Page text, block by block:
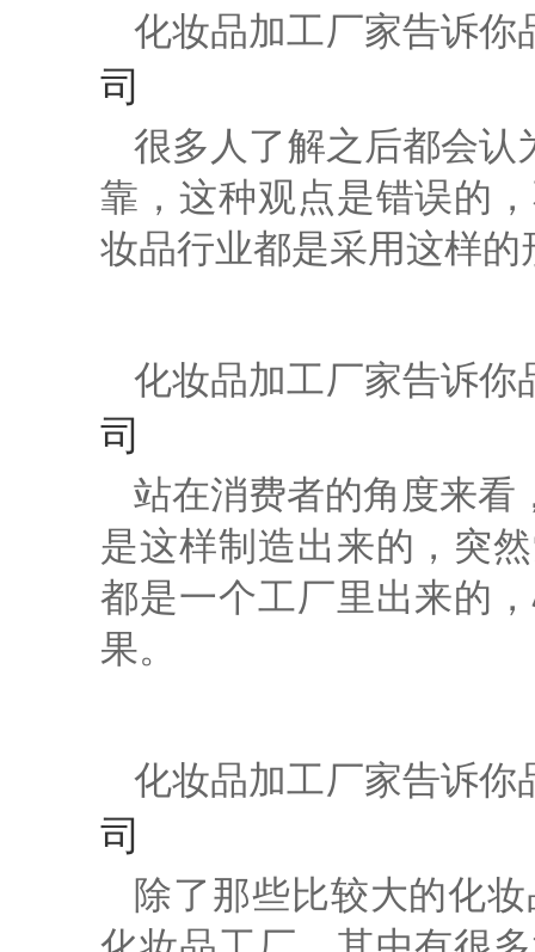
化妆品加工厂家告诉你
司
很多人了解之后都会认
靠，这种观点是错误的
妆品行业都是采用这样的
化妆品加工厂家告诉你
司
站在消费者的角度来看
是这样制造出来的，突
都是一个工厂里出来的
果。
化妆品加工厂家告诉你
司
除了那些比较大的化